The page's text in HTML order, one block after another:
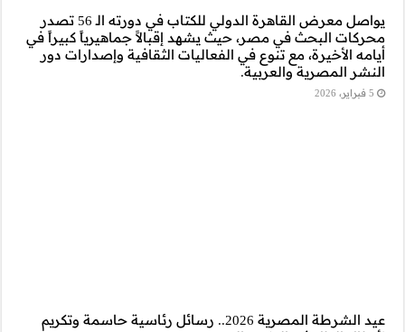
يواصل معرض القاهرة الدولي للكتاب في دورته الـ 56 تصدر
جماهيرياً كبيراً في
وإصدارات دور
رسائل رئاسية حاسمة وتكريم